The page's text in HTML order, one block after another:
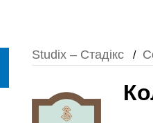
Studix – Стадікс /